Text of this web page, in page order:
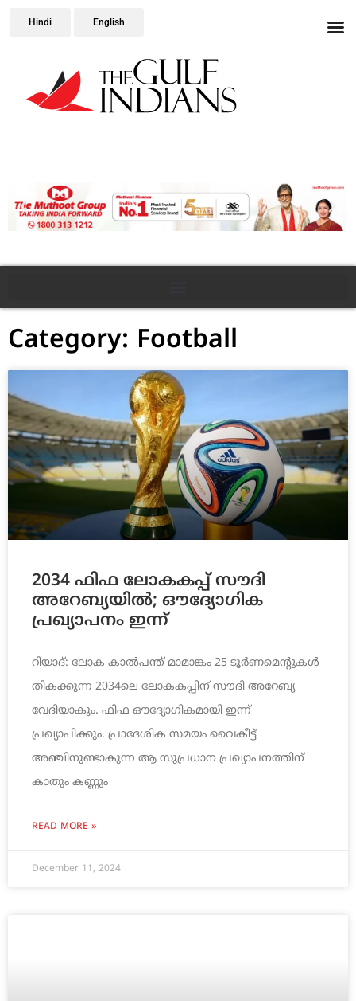
Hindi English
Category: Football
2034 ഫിഫ ലോകകപ്പ് സൗദി
അറേബ്യയിൽ; ഔദ്യോഗിക
പ്രഖ്യാപനം ഇന്ന്
റിയാദ്: ലോക കാൽപന്ത് മാമാങ്കം 25 ടൂർണമെന്റുകൾ
തികക്കുന്ന 2034ലെ ലോകകപ്പിന് സൗദി അറേബ്യ
വേദിയാകും. ഫിഫ ഔദ്യോഗികമായി ഇന്ന്
പ്രഖ്യാപിക്കും. പ്രാദേശിക സമയം വൈകീട്ട്
അഞ്ചിനുണ്ടാകുന്ന ആ സുപ്രധാന പ്രഖ്യാപനത്തിന്
കാതും കണ്ണും
READ MORE »
December 11, 2024